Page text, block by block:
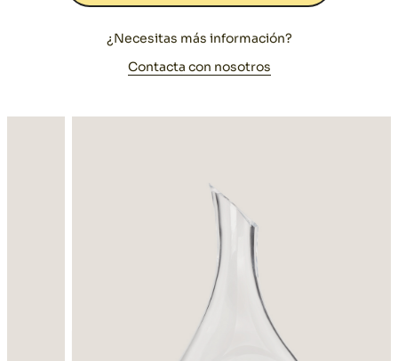
¿Necesitas más información?
Contacta con nosotros